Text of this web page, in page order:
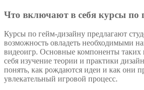
Что включают в себя курсы по
Курсы по гейм-дизайну предлагают
возможность овладеть необходимыми
видеоигр. Основные компоненты
себя изучение теории и практики
понять, как рождаются идеи и как они
увлекательный игровой процесс.